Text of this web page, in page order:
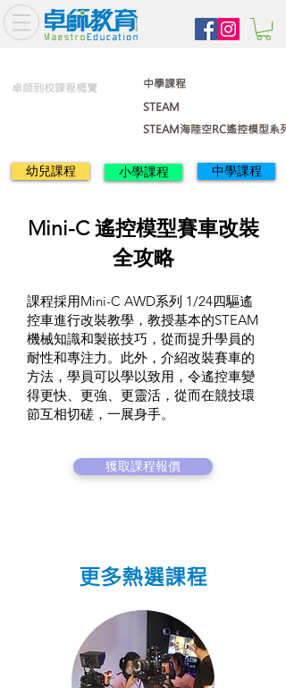
卓師到校課程概覽
STEAM
STEAM海陸空RC遙控模型系列
中學課程
幼兒課程 小學課程 中學課程
課程採用Mini-C AWD系列 1/24四驅遙
控車進行改裝教學，教授基本的STEAM
機械知識和製嵌技巧，從而提升學員的
耐性和專注力。此外，介紹改裝賽車的
方法，學員可以學以致用，令遙控車變
得更快、更強、更靈活，從而在競技環
節互相切磋，一展身手。
獲取課程報價
Mini-C 遙控模型賽車改裝
全攻略
更多熱選課程